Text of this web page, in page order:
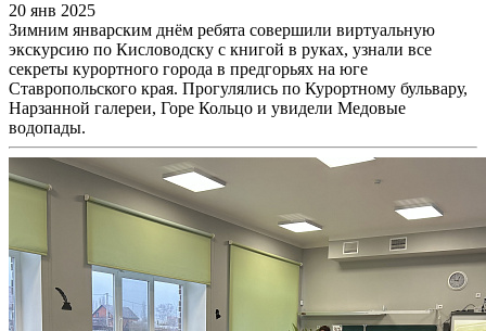
20 янв 2025
Зимним январским днём ребята совершили виртуальную
экскурсию по Кисловодску с книгой в руках, узнали все
секреты курортного города в предгорьях на юге
Ставропольского края. Прогулялись по Курортному бульвару,
Нарзанной галереи, Горе Кольцо и увидели Медовые
водопады.